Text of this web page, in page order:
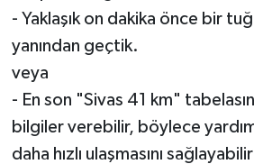
- Yaklaşık on dakika önce bir
yanından geçtik.
veya
- En son "Sivas 41 km"
bilgiler verebilir, böylece
daha hızlı ulaşmasını